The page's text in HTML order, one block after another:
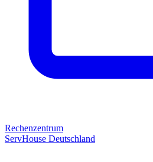
Rechenzentrum
ServHouse Deutschland